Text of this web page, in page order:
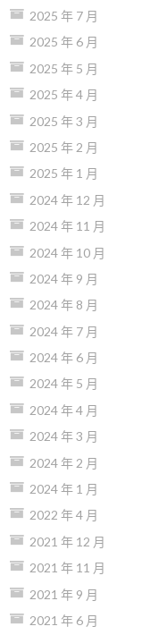
2025 年 7 月
2025 年 6 月
2025 年 5 月
2025 年 4 月
2025 年 3 月
2025 年 2 月
2025 年 1 月
2024 年 12 月
2024 年 11 月
2024 年 10 月
2024 年 9 月
2024 年 8 月
2024 年 7 月
2024 年 6 月
2024 年 5 月
2024 年 4 月
2024 年 3 月
2024 年 2 月
2024 年 1 月
2022 年 4 月
2021 年 12 月
2021 年 11 月
2021 年 9 月
2021 年 6 月